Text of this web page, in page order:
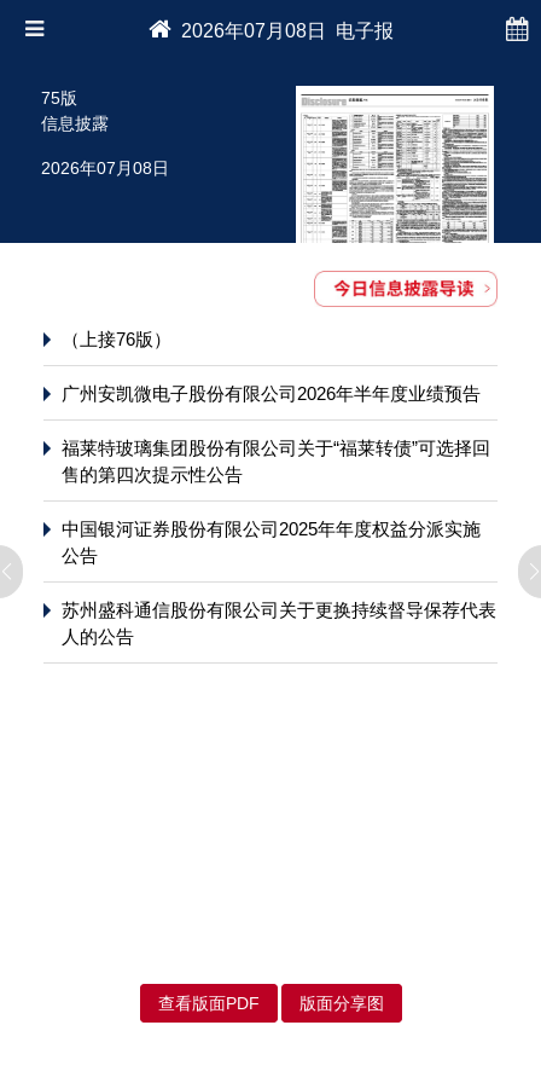
2026年07月08日 电子报
75版
信息披露
2026年07月08日
（上接76版）
广州安凯微电子股份有限公司2026年半年度业绩预告
福莱特玻璃集团股份有限公司关于“福莱转债”可选择回
售的第四次提示性公告
中国银河证券股份有限公司2025年年度权益分派实施
公告
苏州盛科通信股份有限公司关于更换持续督导保荐代表
人的公告
查看版面PDF 版面分享图